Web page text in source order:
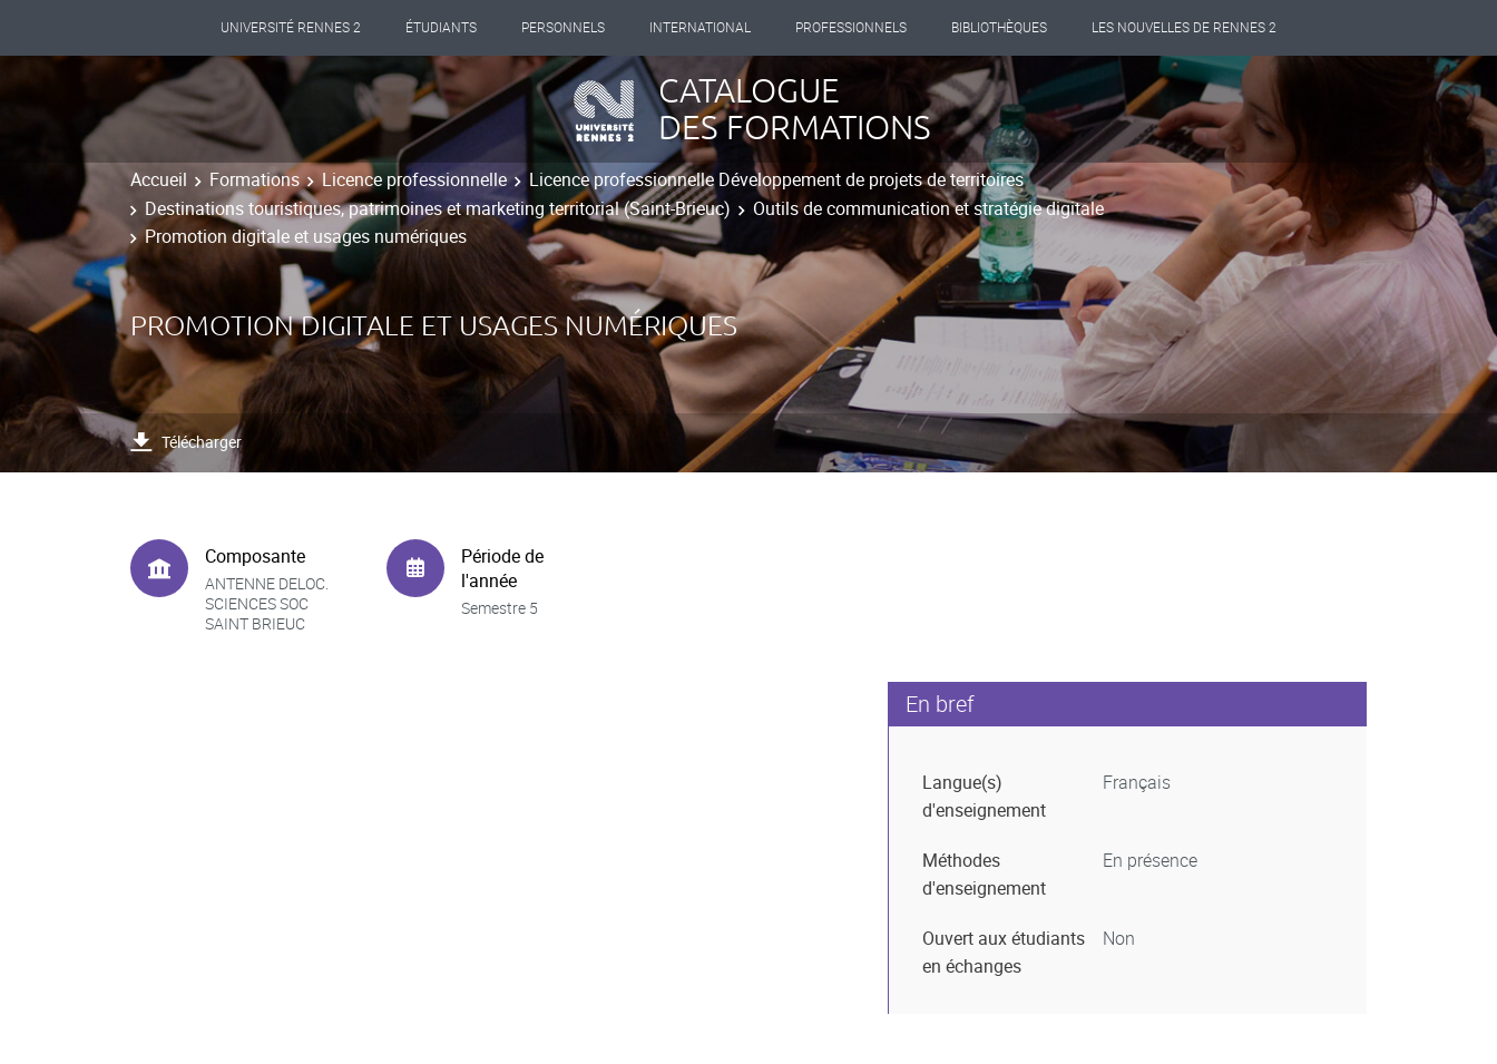
UNIVERSITÉ RENNES 2 ÉTUDIANTS PERSONNELS INTERNATIONAL PROFESSIONNELS BIBLIOTHÈQUES LES NOUVELLES DE RENNES 2
CATALOGUE
DES FORMATIONS
Accueil Formations Licence professionnelle
Licence professionnelle Développement de projets de territoires
Destinations touristiques, patrimoines et marketing territorial (Saint-Brieuc)
Outils de communication et stratégie digitale
Promotion digitale et usages numériques
PROMOTION DIGITALE ET USAGES NUMÉRIQUES
Télécharger
Composante
ANTENNE DELOC.
SCIENCES SOC
SAINT BRIEUC
Période de
l'année
Semestre 5
En bref
Langue(s)
d'enseignement
Français
Méthodes
d'enseignement
En présence
Ouvert aux étudiants
en échanges
Non